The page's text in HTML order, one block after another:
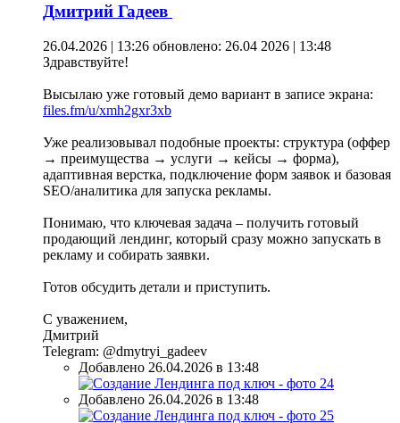
Дмитрий Гадеев
26.04.2026 | 13:26 обновлено: 26.04 2026 | 13:48
Здравствуйте!
Высылаю уже готовый демо вариант в записе экрана:
files.fm/u/xmh2gxr3xb
Уже реализовывал подобные проекты: структура (оффер
→ преимущества → услуги → кейсы → форма),
адаптивная верстка, подключение форм заявок и базовая
SEO/аналитика для запуска рекламы.
Понимаю, что ключевая задача – получить готовый
продающий лендинг, который сразу можно запускать в
рекламу и собирать заявки.
Готов обсудить детали и приступить.
С уважением,
Дмитрий
Telegram: @dmytryi_gadeev
Добавлено 26.04.2026 в 13:48
Добавлено 26.04.2026 в 13:48